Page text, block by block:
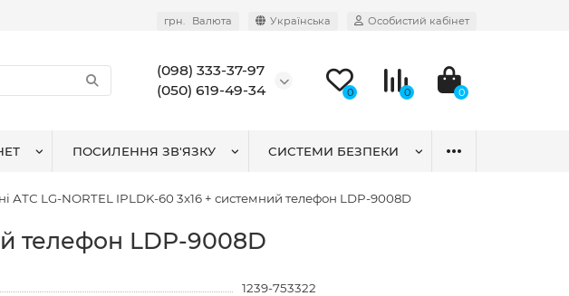
грн. Валюта Українська Особистий кабінет
(098) 333-37-97
(050) 619-49-34
0 0 0
ПОСИЛЕННЯ ЗВ'ЯЗКУ СИСТЕМИ БЕЗПЕКИ
АТС LG-NORTEL IPLDK-60 3x16 + системний телефон LDP-9008D
телефон LDP-9008D
1239-753322